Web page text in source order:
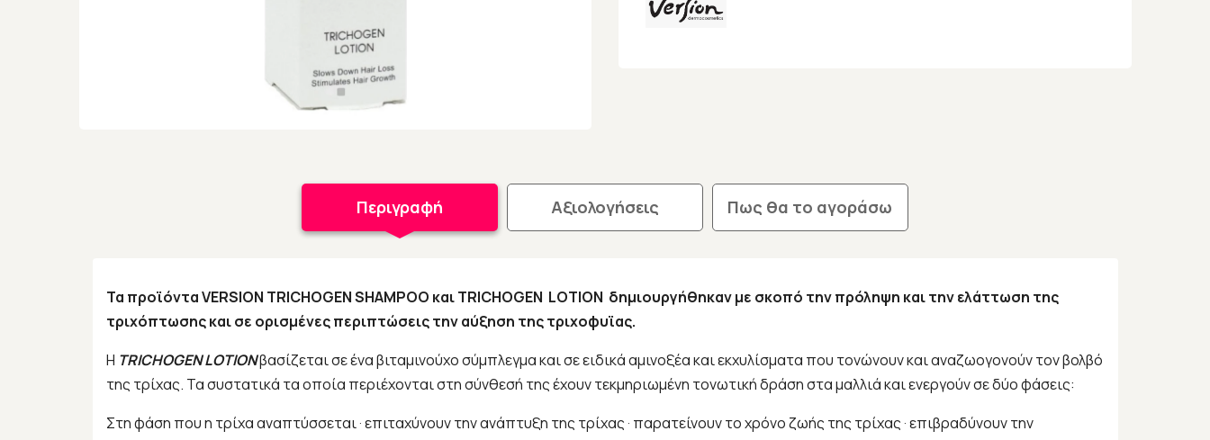
Περιγραφή Αξιολογήσεις Πως θα το αγοράσω
Τα προϊόντα VERSION TRICHOGEN SHAMPOO και TRICHOGEN LOTION δημιουργήθηκαν με σκοπό την πρόληψη και την ελάττωση της
τριχόπτωσης και σε ορισμένες περιπτώσεις την αύξηση της τριχοφυϊας.
Η TRICHOGEN LOTIONβασίζεται σε ένα βιταμινούχο σύμπλεγμα και σε ειδικά αμινοξέα και εκχυλίσματα που τονώνουν και αναζωογονούν τον βολβό
της τρίχας. Τα συστατικά τα οποία περιέχονται στη σύνθεσή της έχουν τεκμηριωμένη τονωτική δράση στα μαλλιά και ενεργούν σε δύο φάσεις:
Στη φάση που η τρίχα αναπτύσσεται · επιταχύνουν την ανάπτυξη της τρίχας · παρατείνουν το χρόνο ζωής της τρίχας · επιβραδύνουν την